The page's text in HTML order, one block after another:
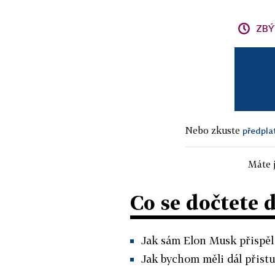
Nebo zkuste
Máte
Co se dočtete
Jak sám Elon Musk
Jak bychom měli dál